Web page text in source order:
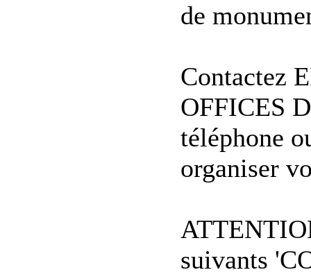
de
Contactez
OFFICES
téléphone
organiser
suivants